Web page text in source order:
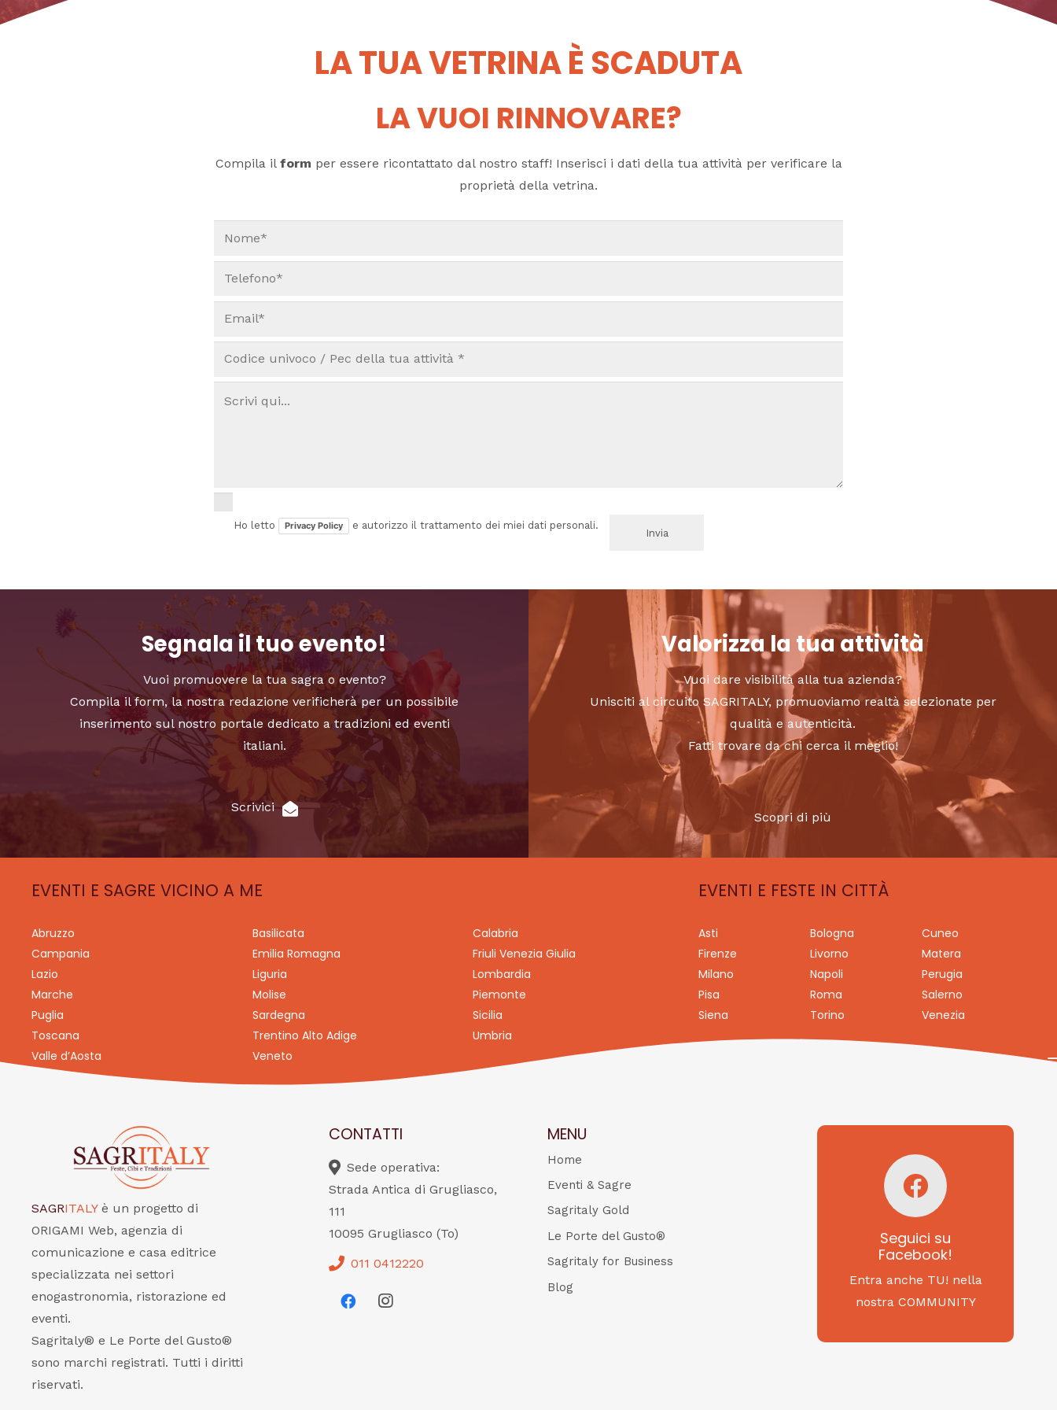
LA TUA VETRINA È SCADUTA
LA VUOI RINNOVARE?
Compila il form per essere ricontattato dal nostro staff! Inserisci i dati della tua attività per verificare la
proprietà della vetrina.
Ho letto Privacy Policy e autorizzo il trattamento dei miei dati personali.
Segnala il tuo evento!
Vuoi promuovere la tua sagra o evento?
Compila il form, la nostra redazione verificherà per un possibile
inserimento sul nostro portale dedicato a tradizioni ed eventi
italiani.
Scrivici
Valorizza la tua attività
Vuoi dare visibilità alla tua azienda?
Unisciti al circuito SAGRITALY, promuoviamo realtà selezionate per
qualità e autenticità.
Fatti trovare da chi cerca il meglio!
Scopri di più
EVENTI E SAGRE VICINO A ME
Abruzzo Basilicata
Calabria
Campania
Emilia Romagna
Friuli Venezia Giulia
Lazio
Liguria
Lombardia
Marche
Molise
Piemonte
Puglia
Sardegna
Sicilia
Toscana
Trentino Alto Adige
Umbria
Valle d’Aosta
Veneto
EVENTI E FESTE IN CITTÀ
Asti Bologna
Cuneo
Firenze
Livorno
Matera
Milano
Napoli
Perugia
Pisa
Roma
Salerno
Siena
Torino Venezia
SAGRITALY è un progetto di
ORIGAMI Web, agenzia di
comunicazione e casa editrice
specializzata nei settori
enogastronomia, ristorazione ed
eventi.
Sagritaly® e Le Porte del Gusto®
sono marchi registrati. Tutti i diritti
riservati.
CONTATTI
Sede operativa:
Strada Antica di Grugliasco,
111
10095 Grugliasco (To)
011 0412220
MENU
Home
Eventi & Sagre
Sagritaly Gold
Le Porte del Gusto®
Sagritaly for Business
Blog
Seguici su
Facebook!
Entra anche TU! nella
nostra COMMUNITY
Seguici su
Facebook!
SAGRITALY
Feste, cibi e tradizioni
da Nord a Sud...